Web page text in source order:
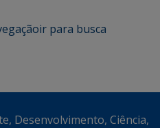
ir para busca
Desenvolvimento, Ciência,